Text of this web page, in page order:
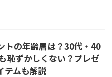
トの年齢層は？30代・40
恥ずかしくない？プレゼ
テムも解説